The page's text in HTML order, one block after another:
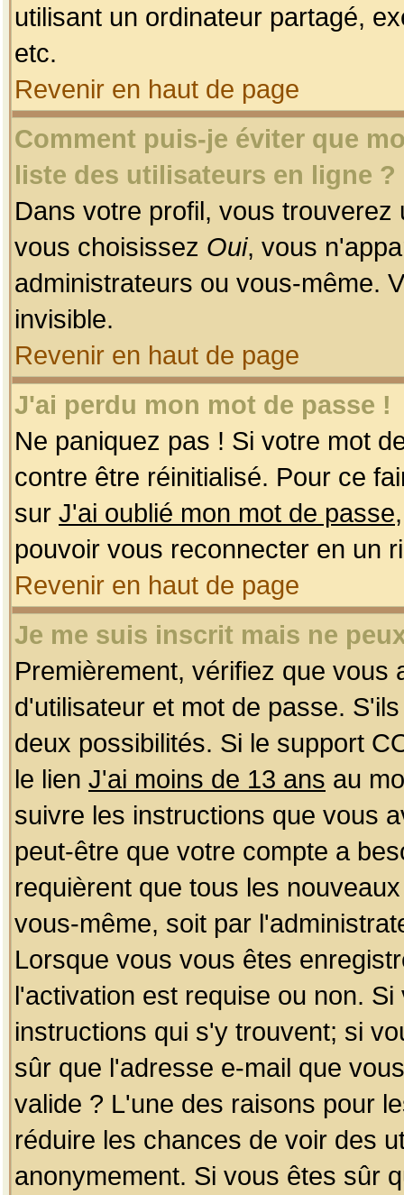
utilisant un ordinateur partagé,
etc.
Revenir en haut de page
Comment puis-je éviter que
liste des utilisateurs en ligne ?
Dans votre profil, vous
vous choisissez Oui, vous
administrateurs ou vous-même.
invisible.
Revenir en haut de page
J'ai perdu mon mot de passe !
Ne paniquez pas ! Si votre mot
contre être réinitialisé. Pour ce
sur J'ai oublié mon mot de passe
pouvoir vous reconnecter en un
Revenir en haut de page
Je me suis inscrit mais ne
Premièrement, vérifiez que
d'utilisateur et mot de passe.
deux possibilités. Si le support
le lien J'ai moins de 13 ans au
suivre les instructions que vous
peut-être que votre compte a
requièrent que tous les
vous-même, soit par
Lorsque vous vous êtes
l'activation est requise ou non.
instructions qui s'y trouvent; si
sûr que l'adresse e-mail que
valide ? L'une des raisons pour
réduire les chances de voir des
anonymement. Si vous êtes sûr